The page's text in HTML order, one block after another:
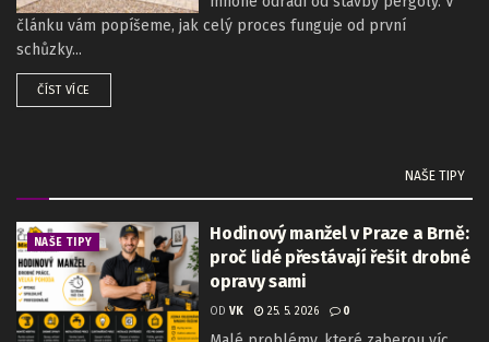
článku vám popíšeme, jak celý proces funguje od první
schůzky...
ČÍST VÍCE
NAŠE TIPY
NAŠE TIPY
Hodinový manžel v Praze a Brně:
proč lidé přestávají řešit drobné
opravy sami
OD VK 25. 5. 2026 0